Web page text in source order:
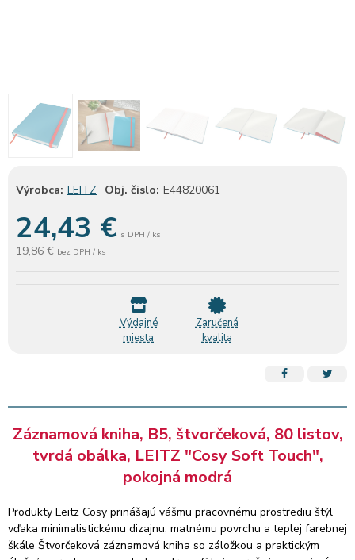
Výrobca: LEITZ Obj. čislo: E44820061
24,43 € s DPH / ks
19,86 € bez DPH / ks
Výdajné
miesta
Zaručená
kvalita
Záznamová kniha, B5, štvorčeková, 80 listov,
tvrdá obálka, LEITZ "Cosy Soft Touch",
pokojná modrá
Produkty Leitz Cosy prinášajú vášmu pracovnému prostrediu štýl
vďaka minimalistickému dizajnu, matnému povrchu a teplej farebnej
škále Štvorčeková záznamová kniha so záložkou a praktickým